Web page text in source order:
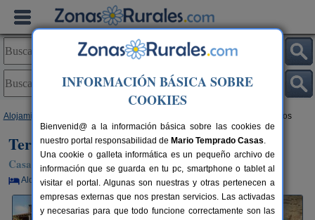
Alojamientos > Terra Meiga - Casa Curros
Terra Meiga - Casa Curros
Casa Rural en Visantoña / Santiso (A Coruña)
Alquiler por habitaciones 10+10 plazas 80 km de A Coruña
INFORMACIÓN BÁSICA SOBRE
COOKIES
Bienvenid@ a la información básica sobre las cookies de
nuestro portal responsabilidad de Mario Temprado Casas.
Una cookie o galleta informática es un pequeño archivo de
información que se guarda en tu pc, smartphone o tablet al
visitar el portal. Algunas son nuestras y otras pertenecen a
empresas externas que nos prestan servicios. Las activadas
y necesarias para que todo funcione correctamente son las